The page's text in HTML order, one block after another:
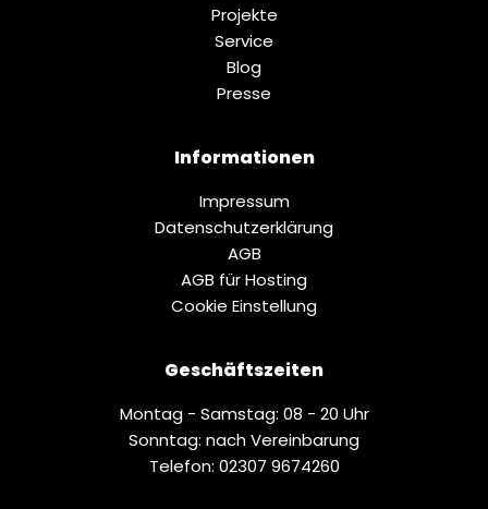
Projekte
Service
Blog
Presse
Informationen
Impressum
Datenschutz­erklärung
AGB
AGB für Hosting
Cookie Einstellung
Geschäftszeiten
Montag - Samstag: 08 - 20 Uhr
Sonntag: nach Vereinbarung
Telefon: 02307 9674260